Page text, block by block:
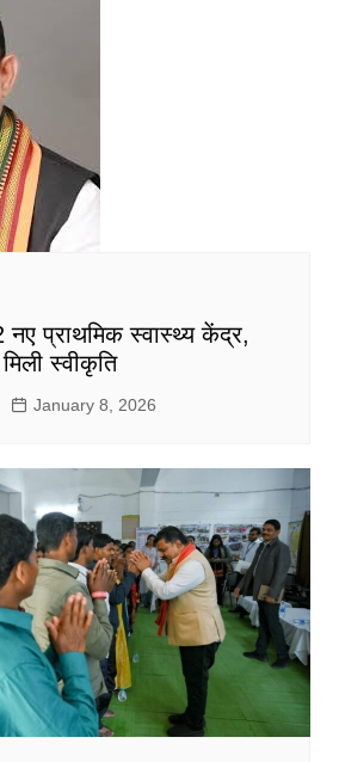
प्राथमिक स्वास्थ्य केंद्र,
स्वीकृति
January 8, 2026